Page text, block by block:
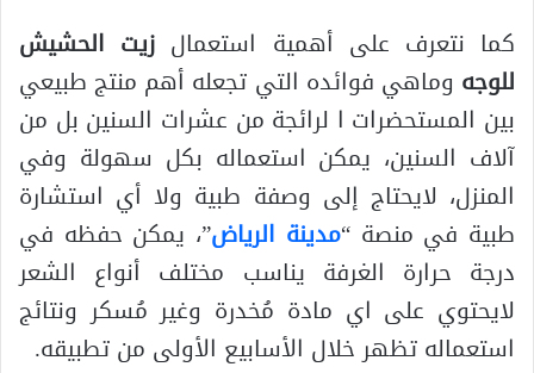
كما نتعرف على أهمية استعمال زيت الحشيش
للوجه وماهي فوائده التي تجعله أهم منتج طبيعي
بين المستحضرات ا لرائجة من عشرات السنين بل من
آلاف السنين، يمكن استعماله بكل سهولة وفي
المنزل، لايحتاج إلى وصفة طبية ولا أي استشارة
طبية في منصة “مدينة الرياض”، يمكن حفظه في
درجة حرارة الغرفة يناسب مختلف أنواع الشعر
لايحتوي على اي مادة مُخدرة وغير مُسكر ونتائج
استعماله تظهر خلال الأسابيع الأولى من تطبيقه.